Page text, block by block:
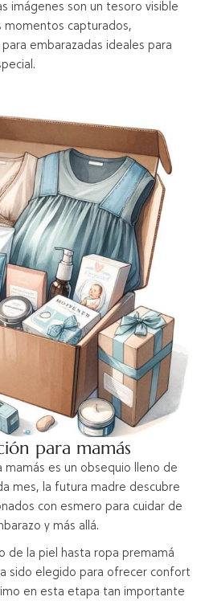
imágenes son un tesoro visible
momentos capturados,
embarazadas ideales para
para mamás
mamás es un obsequio lleno de
mes, la futura madre descubre
con esmero para cuidar de
y más allá.
de la piel hasta ropa premamá
sido elegido para ofrecer confort
en esta etapa tan importante